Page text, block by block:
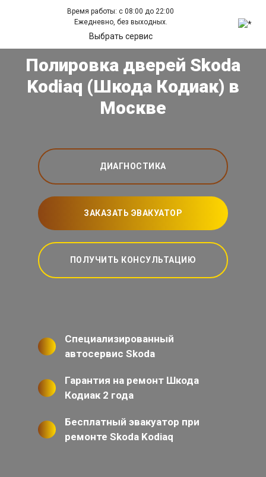
Время работы: с 08:00 до 22:00
Ежедневно, без выходных.
Выбрать сервис
Полировка дверей Skoda
Kodiaq (Шкода Кодиак) в
Москве
ДИАГНОСТИКА
ЗАКАЗАТЬ ЭВАКУАТОР
ПОЛУЧИТЬ КОНСУЛЬТАЦИЮ
Специализированный
автосервис Skoda
Гарантия на ремонт Шкода
Кодиак 2 года
Бесплатный эвакуатор при
ремонте Skoda Kodiaq